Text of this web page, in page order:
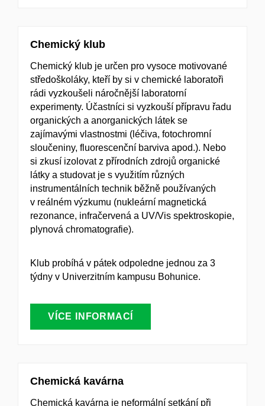
Chemický klub
Chemický klub je určen pro vysoce motivované
středoškoláky, kteří by si v chemické laboratoři
rádi vyzkoušeli náročnější laboratorní
experimenty. Účastníci si vyzkouší přípravu řadu
organických a anorganických látek se
zajímavými vlastnostmi (léčiva, fotochromní
sloučeniny, fluorescenční barviva apod.). Nebo
si zkusí izolovat z přírodních zdrojů organické
látky a studovat je s využitím různých
instrumentálních technik běžně používaných
v reálném výzkumu (nukleární magnetická
rezonance, infračervená a UV/Vis spektroskopie,
plynová chromatografie).
Klub probíhá v pátek odpoledne jednou za 3
týdny v Univerzitním kampusu Bohunice.
VÍCE INFORMACÍ
Chemická kavárna
Chemická kavárna je neformální setkání při